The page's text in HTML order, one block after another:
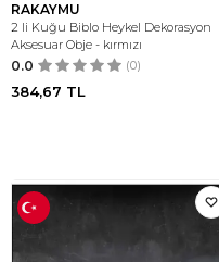
RAKAYMU
2 li Kuğu Biblo Heykel Dekorasyon
Aksesuar Obje - kırmızı
0.0 (0)
384,67 TL